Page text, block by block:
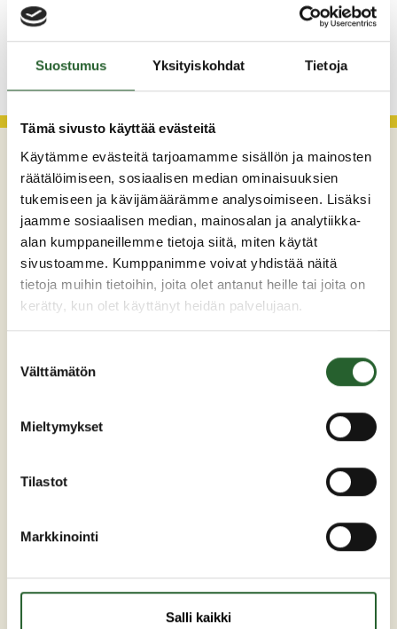
Suostumus Yksityiskohdat Tietoja
Tämä sivusto käyttää evästeitä
Käytämme evästeitä tarjoamamme sisällön ja mainosten
räätälöimiseen, sosiaalisen median ominaisuuksien
tukemiseen ja kävijämäärämme analysoimiseen. Lisäksi
jaamme sosiaalisen median, mainosalan ja analytiikka-
alan kumppaneillemme tietoja siitä, miten käytät
sivustoamme. Kumppanimme voivat yhdistää näitä
tietoja muihin tietoihin, joita olet antanut heille tai joita on
kerätty, kun olet käyttänyt heidän palvelujaan.
valinta
Välttämätön
Mieltymykset
Tilastot
Markkinointi
Salli kaikki
Maaherrankatu 7
Asuminen ja ympäristö